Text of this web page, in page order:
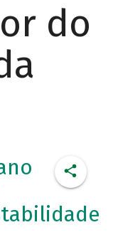
do